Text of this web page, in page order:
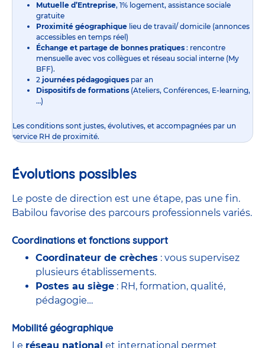
Mutuelle d’Entreprise, 1% logement, assistance sociale
gratuite
Proximité géographique lieu de travail/ domicile (annonces
accessibles en temps réel)
Échange et partage de bonnes pratiques : rencontre
mensuelle avec vos collègues et réseau social interne (My
BFF).
2 journées pédagogiques par an
Dispositifs de formations (Ateliers, Conférences, E-learning,
…)
Les conditions sont justes, évolutives, et accompagnées par un
service RH de proximité.
Évolutions possibles
Le poste de direction est une étape, pas une fin.
Babilou favorise des parcours professionnels variés.
Coordinations et fonctions support
Coordinateur de crèches : vous supervisez
plusieurs établissements.
Postes au siège : RH, formation, qualité,
pédagogie…
Mobilité géographique
Le réseau national et international permet